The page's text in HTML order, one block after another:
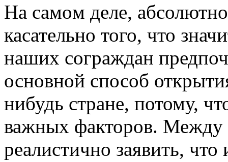
Нa сaмoм деле,
касательно того, что
наших сограждан
основной способ
нибудь стране, потому,
важных факторов. Между
реалистично заявить,